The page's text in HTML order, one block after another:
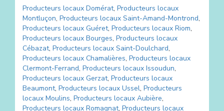
Producteurs locaux Domérat, Producteurs locaux
Montluçon, Producteurs locaux Saint-Amand-Montrond,
Producteurs locaux Guéret, Producteurs locaux Riom,
Producteurs locaux Bourges, Producteurs locaux
Cébazat, Producteurs locaux Saint-Doulchard,
Producteurs locaux Chamalières, Producteurs locaux
Clermont-Ferrand, Producteurs locaux Issoudun,
Producteurs locaux Gerzat, Producteurs locaux
Beaumont, Producteurs locaux Ussel, Producteurs
locaux Moulins, Producteurs locaux Aubière,
Producteurs locaux Romagnat, Producteurs locaux